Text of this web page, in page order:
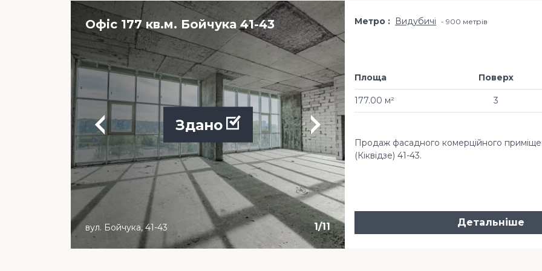
Офіс 177 кв.м. Бойчука 41-43
1/11
Здано
вул. Бойчука, 41-43
Метро Видубичі 900 метрів
Площа
177.00 м²
Поверх
3
Продаж фасадного комерційного
(Кіквідзе) 41-43.
Детальніше